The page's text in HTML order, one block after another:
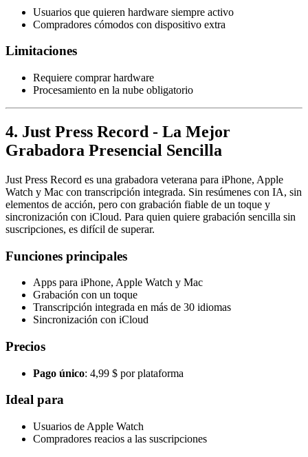
Usuarios que quieren hardware siempre activo
Compradores cómodos con dispositivo extra
Limitaciones
Requiere comprar hardware
Procesamiento en la nube obligatorio
4. Just Press Record - La Mejor
Grabadora Presencial Sencilla
Just Press Record es una grabadora veterana para iPhone, Apple
Watch y Mac con transcripción integrada. Sin resúmenes con IA, sin
elementos de acción, pero con grabación fiable de un toque y
sincronización con iCloud. Para quien quiere grabación sencilla sin
suscripciones, es difícil de superar.
Funciones principales
Apps para iPhone, Apple Watch y Mac
Grabación con un toque
Transcripción integrada en más de 30 idiomas
Sincronización con iCloud
Precios
Pago único: 4,99 $ por plataforma
Ideal para
Usuarios de Apple Watch
Compradores reacios a las suscripciones